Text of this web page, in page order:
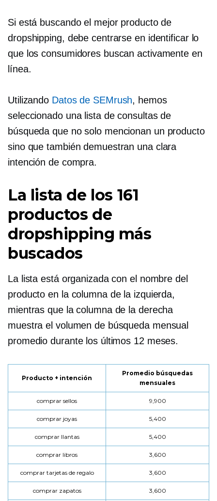
Si está buscando el mejor producto de
dropshipping, debe centrarse en identificar lo
que los consumidores buscan activamente en
línea.
Utilizando Datos de SEMrush, hemos
seleccionado una lista de consultas de
búsqueda que no solo mencionan un producto
sino que también demuestran una clara
intención de compra.
La lista de los 161
productos de
dropshipping más
buscados
La lista está organizada con el nombre del
producto en la columna de la izquierda,
mientras que la columna de la derecha
muestra el volumen de búsqueda mensual
promedio durante los últimos 12 meses.
Producto + intención
Promedio búsquedas
mensuales
comprar sellos 9,900
comprar joyas 5,400
comprar llantas 5,400
comprar libros 3,600
comprar tarjetas de regalo 3,600
comprar zapatos 3,600